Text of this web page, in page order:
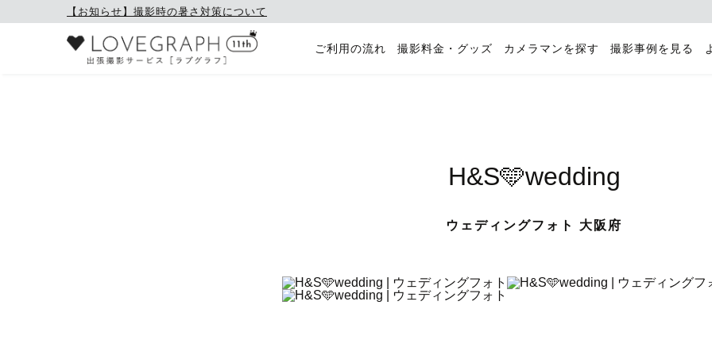
【お知らせ】撮影時の暑さ対策について
ご利用の流れ 撮影料金・グッズ カメラマンを探す 撮影事例を見る
H&S🩵wedding
ウェディングフォト 大阪府